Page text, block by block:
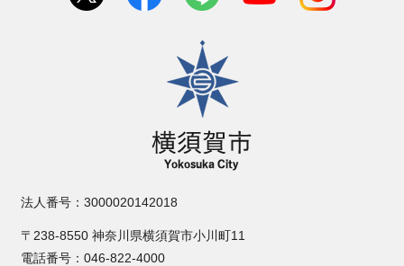
横須賀市
法人番号：3000020142018
〒238-8550 神奈川県横須賀市小川町11
電話番号：046-822-4000